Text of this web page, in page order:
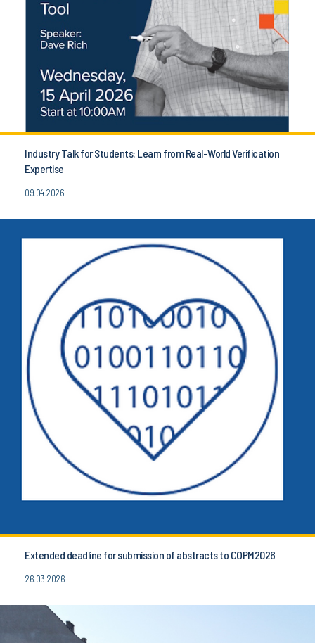
Industry Talk for Students: Learn from Real-World Verification
Expertise
09.04.2026
Extended deadline for submission of abstracts to COPM2026
26.03.2026